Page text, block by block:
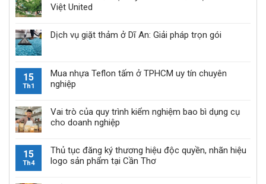
Việt United
Dịch vụ giặt thảm ở Dĩ An: Giải pháp trọn gói
15
Th1
Mua nhựa Teflon tấm ở TPHCM uy tín chuyên
nghiệp
Vai trò của quy trình kiểm nghiệm bao bì dụng cụ
cho doanh nghiệp
15
Th4
Thủ tục đăng ký thương hiệu độc quyền, nhãn hiệu
logo sản phẩm tại Cần Thơ